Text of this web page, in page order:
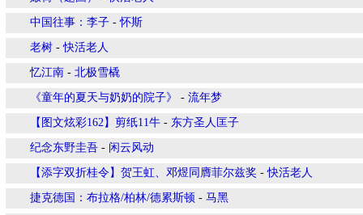
中国往事：李子 -怀斯
老树 -快活老人
忆江南 - 北极雪橇
《童年的夏天与奶奶的院子》 - 流年梦
【图文炫彩162】剪纸11牛 - 东方圣人匡子
纪念东野圭吾 - 闲云风动
【添字双折桂令】贺王虹、邓煜同膺菲尔兹奖 -快活老人
捷克德国：布拉格/柏林/德累斯顿 - 马黑